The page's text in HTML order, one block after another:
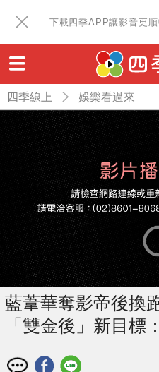
下載四季APP讓影音更
四季線上 娛樂看過來
藍葦華奪影帝後換
「雙金後」新目標